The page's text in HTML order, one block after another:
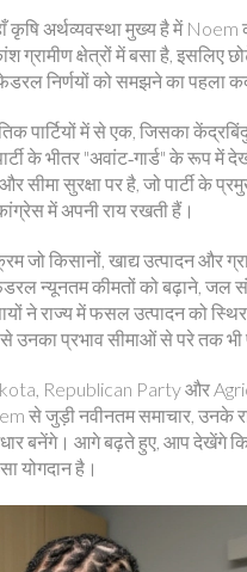
कृषि अर्थव्यवस्था मुख्य हैमें Noem
क्षेत्रों में बसा है, इसलिए
निर्णयों को समझने का पहला
पार्टियों में से एक, जिसका
के भीतर "अवांट‑गार्ड" के रूप में
सीमा सुरक्षा पर है, जो पार्टी के
में अपनी राय रखती हैं।
जो किसानों, खाद्य उत्पादन और
न्यूनतम कीमतों को बढ़ाने, जल
ने राज्य में फसल उत्पादन को
उनका प्रभाव सीमाओं से परे तक
Republican Party और
जुड़ी नवीनतम समाचार, उनके
बनेंगे। आगे बढ़ते हुए, आप देखेंगे कि
योगदान है।